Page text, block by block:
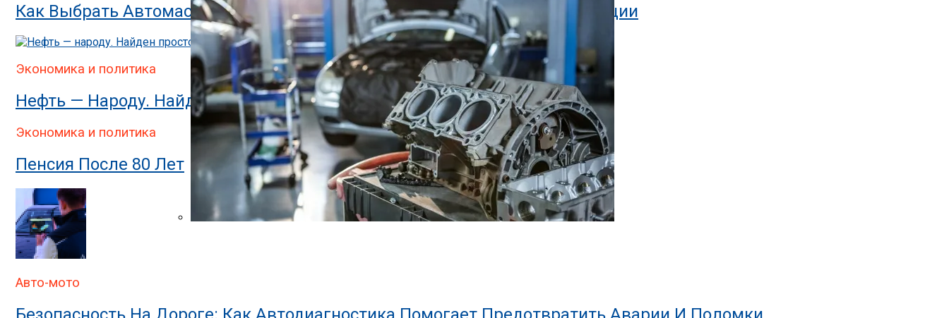
Как Выбрать Автомастерскую Для Кузовных Работ: Советы И Рекомендации
Экономика и политика
Нефть — Народу. Найден Простой Способ Повысить Пенсии
Экономика и политика
Пенсия После 80 Лет
Авто-мото